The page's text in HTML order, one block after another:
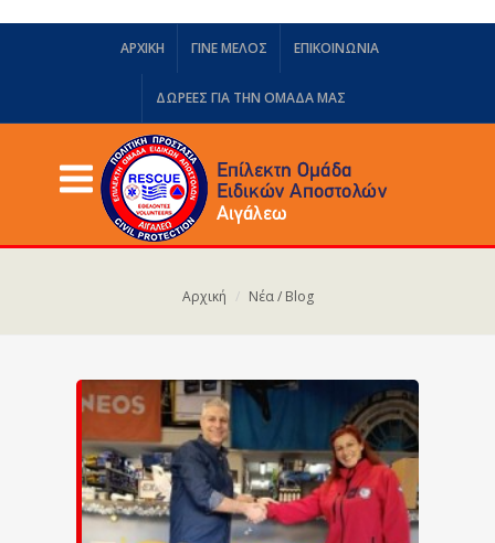
ΑΡΧΙΚΗ ΓΙΝΕ ΜΕΛΟΣ ΕΠΙΚΟΙΝΩΝΙΑ
ΔΩΡΕΈΣ ΓΙΑ ΤΗΝ ΟΜΆΔΑ ΜΑΣ
Αρχική Νέα / Blog